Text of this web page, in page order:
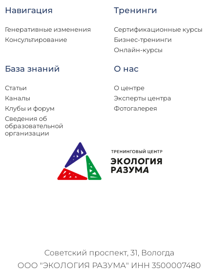
Навигация
Генеративные изменения
Консультирование
Тренинги
Сертификационные курсы
Бизнес-тренинги
Онлайн-курсы
База знаний
Статьи
Каналы
Клубы и форум
Сведения об
образовательной
организации
О нас
О центре
Эксперты центра
Фотогалерея
Советский проспект, 31, Вологда
ООО "ЭКОЛОГИЯ РАЗУМА" ИНН 3500007480